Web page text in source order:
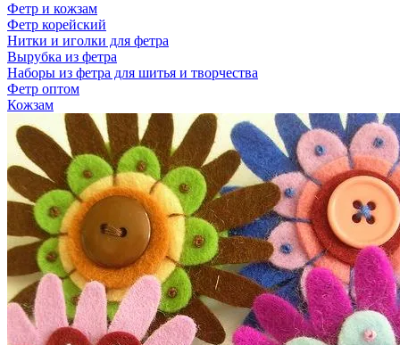
Фетр и кожзам
Фетр корейский
Нитки и иголки для фетра
Вырубка из фетра
Наборы из фетра для шитья и творчества
Фетр оптом
Кожзам